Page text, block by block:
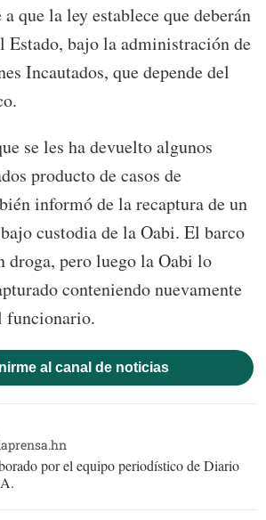
que la ley establece que deberán
Estado, bajo la administración de
Incautados, que depende del
se les ha devuelto algunos
producto de casos de
informó de la recaptura de un
custodia de la Oabi. El barco
droga, pero luego la Oabi lo
conteniendo nuevamente
funcionario.
al canal de noticias
por el equipo periodístico de Diario